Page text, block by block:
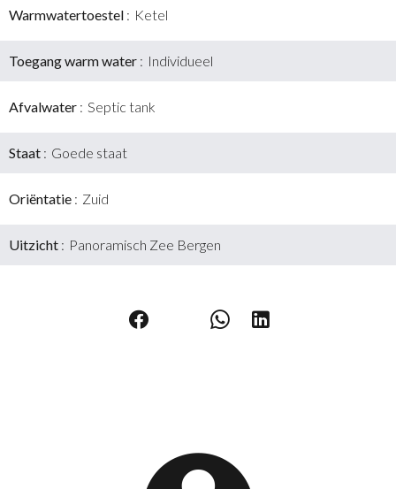
Warmwatertoestel Ketel
Toegang warm water Individueel
Afvalwater Septic tank
Staat Goede staat
Oriëntatie Zuid
Uitzicht Panoramisch Zee Bergen